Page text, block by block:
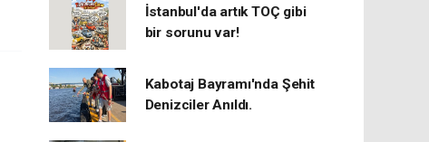
İstanbul'da artık TOÇ gibi
bir sorunu var!
Kabotaj Bayramı'nda Şehit
Denizciler Anıldı.